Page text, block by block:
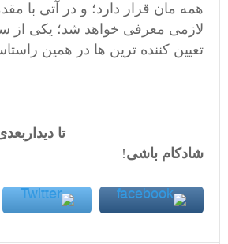
همه مان قرار دارد؛ و در آتی با
لازمی معرفی خواهد شد؛ یکی از
تعیین کننده ترین ها در همین
تا دیداربعدی؛
شادکام باشی!